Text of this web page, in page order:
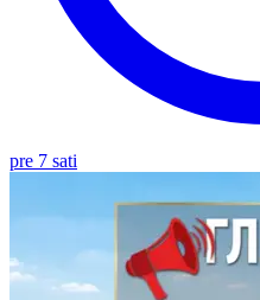
pre 7 sati